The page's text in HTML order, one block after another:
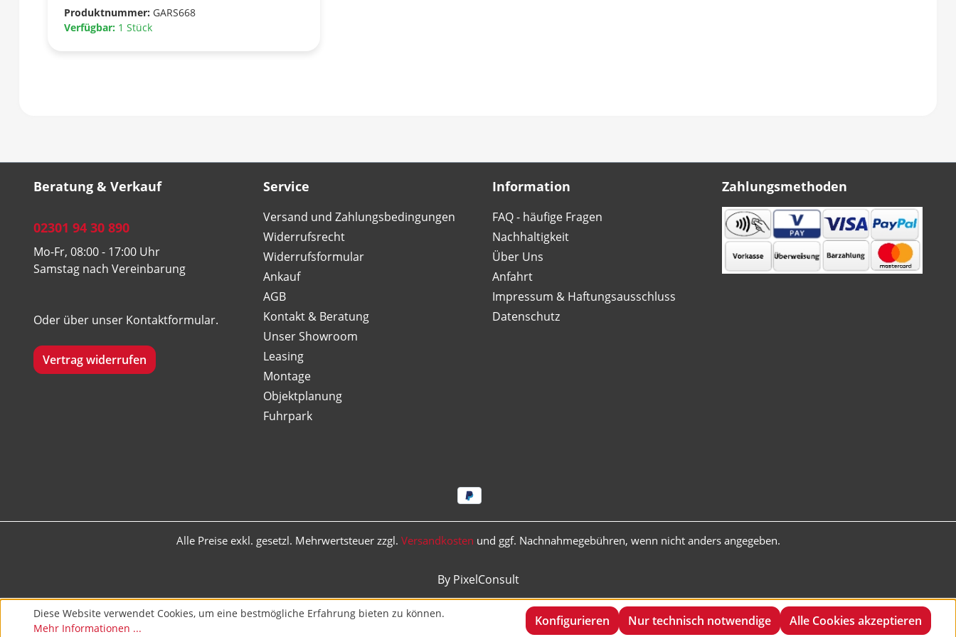
Produktnummer: GARS668
Verfügbar: 1 Stück
Beratung & Verkauf
02301 94 30 890
Mo-Fr, 08:00 - 17:00 Uhr
Samstag nach Vereinbarung
Oder über unser Kontaktformular.
Vertrag widerrufen
Service
Versand und Zahlungsbedingungen
Widerrufsrecht
Widerrufsformular
Ankauf
AGB
Kontakt & Beratung
Unser Showroom
Leasing
Montage
Objektplanung
Fuhrpark
Information
FAQ - häufige Fragen
Nachhaltigkeit
Über Uns
Anfahrt
Impressum & Haftungsausschluss
Datenschutz
Zahlungsmethoden
Alle Preise exkl. gesetzl. Mehrwertsteuer zzgl. Versandkosten und ggf. Nachnahmegebühren, wenn nicht anders angegeben.
By PixelConsult
Diese Website verwendet Cookies, um eine bestmögliche Erfahrung bieten zu können.
Mehr Informationen ...
Nur technisch notwendige
Konfigurieren Alle Cookies akzeptieren